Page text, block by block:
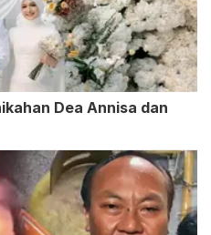
Dea Annisa dan